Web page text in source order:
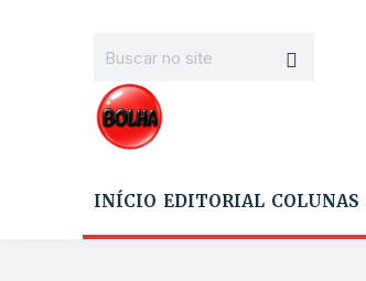
INÍCIO EDITORIAL COLUNAS